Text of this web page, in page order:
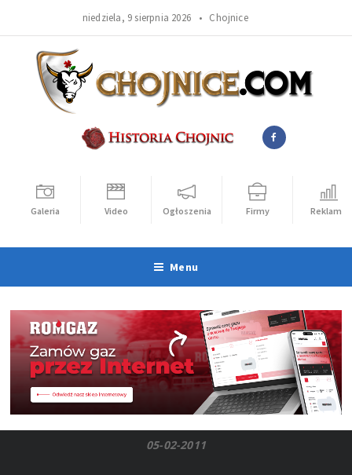
niedziela, 9 sierpnia 2026 • Chojnice
Galeria Video Ogłoszenia Firmy Reklama
Menu
05-02-2011